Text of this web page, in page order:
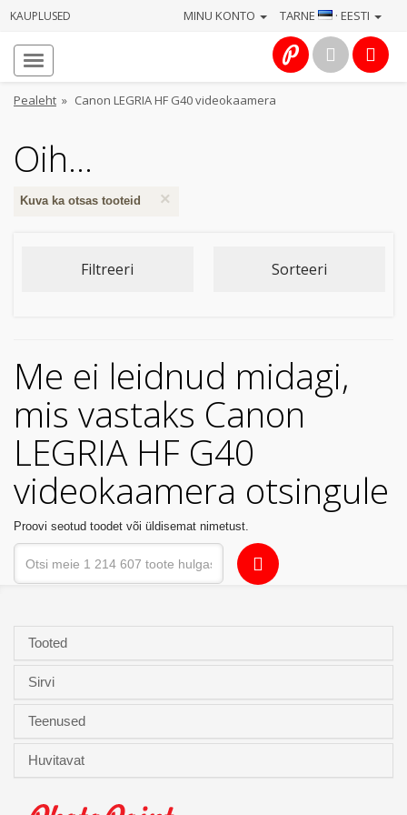
KAUPLUSED TARNE · EESTI
MINU KONTO
Pealeht » Canon LEGRIA HF G40 videokaamera
Oih...
×
Kuva ka otsas tooteid
Filtreeri Sorteeri
Me ei leidnud midagi,
mis vastaks Canon
LEGRIA HF G40
videokaamera otsingule
Proovi seotud toodet või üldisemat nimetust.
Tooted
Sirvi
Teenused
Huvitavat
Info
Elektroonika
Kodu
aed
tervis
&
Mänguasjad
Auto